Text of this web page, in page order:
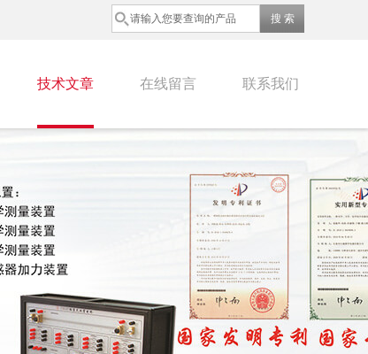
技术文章 在线留言 联系我们